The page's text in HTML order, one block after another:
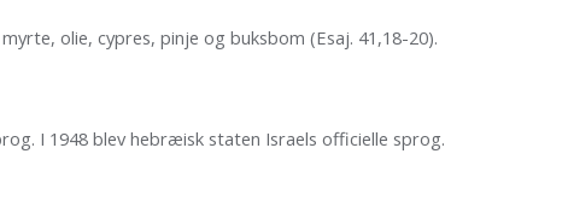
olie, cypres, pinje og buksbom (Esaj. 41,18-20).
I 1948 blev hebræisk staten Israels officielle sprog.